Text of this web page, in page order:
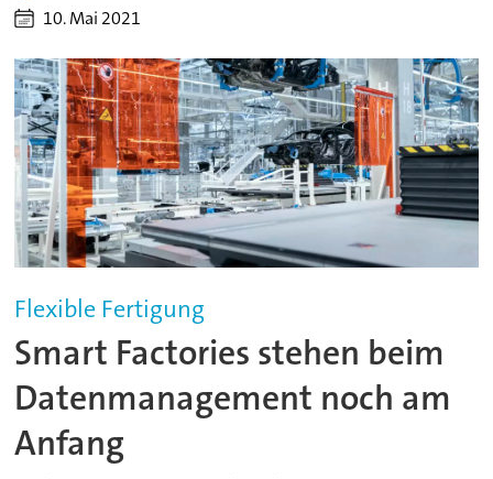
10. Mai 2021
Flexible Fertigung
Smart Factories stehen beim
Datenmanagement noch am
Anfang